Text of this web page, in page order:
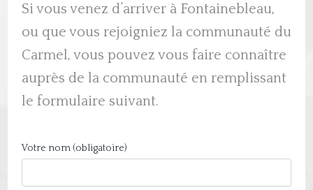
Si vous venez d’arriver à Fontainebleau,
ou que vous rejoigniez la communauté du
Carmel, vous pouvez vous faire connaître
auprès de la communauté en remplissant
le formulaire suivant.
Votre nom (obligatoire)